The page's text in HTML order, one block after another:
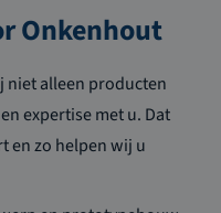
Onkenhout
niet alleen producten
expertise met u. Dat
en zo helpen wij u